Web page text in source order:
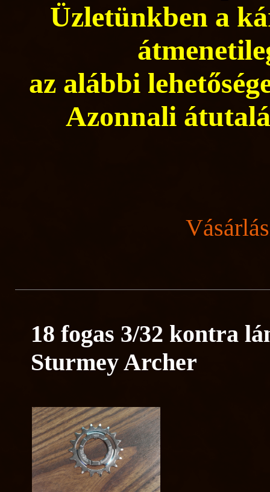
Üzletünkben a
az alábbi
Azonnali
18 fogas 3/32 kontra
Sturmey Archer